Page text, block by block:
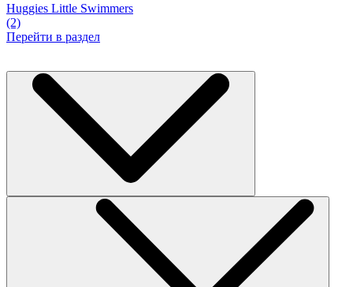
Huggies Little Swimmers
(2)
Перейти в раздел